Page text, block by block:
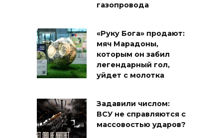
газопровода
«Руку Бога» продают:
мяч Марадоны,
которым он забил
легендарный гол,
уйдет с молотка
Задавили числом:
ВСУ не справляются с
массовостью ударов?